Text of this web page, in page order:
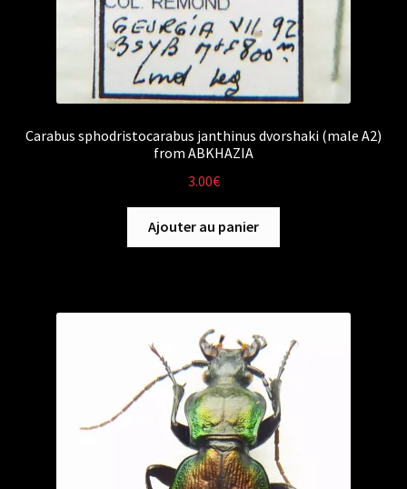
Carabus sphodristocarabus janthinus dvorshaki (male A2)
from ABKHAZIA
3.00€
Ajouter au panier